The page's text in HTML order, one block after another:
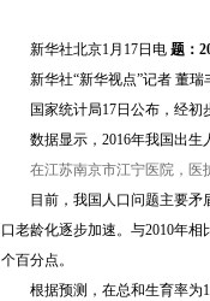
新华社北京1月17日电题：
新华社“新华视点”记者 董瑞
国家统计局17日公布，经初步
数据显示，2016年我国出生人
在江苏南京市江宁医院，医
目前，我国人口问题主要矛盾
口老龄化逐步加速。与2010年相
个百分点。
根据预测，在总和生育率为